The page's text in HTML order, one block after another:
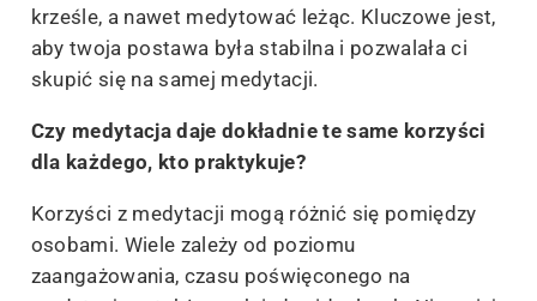
krześle, a nawet medytować leżąc. Kluczowe jest,
aby twoja postawa była stabilna i pozwalała ci
skupić się na samej medytacji.
Czy medytacja daje dokładnie te same korzyści
dla każdego, kto praktykuje?
Korzyści z medytacji mogą różnić się pomiędzy
osobami. Wiele zależy od poziomu
zaangażowania, czasu poświęconego na